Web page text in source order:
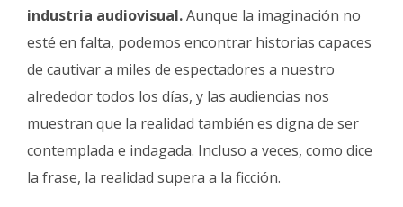
industria audiovisual.Aunque la imaginación no
esté en falta, podemos encontrar historias capaces
de cautivar a miles de espectadores a nuestro
alrededor todos los días, y las audiencias nos
muestran que la realidad también es digna de ser
contemplada e indagada. Incluso a veces, como dice
la frase, la realidad supera a la ficción.